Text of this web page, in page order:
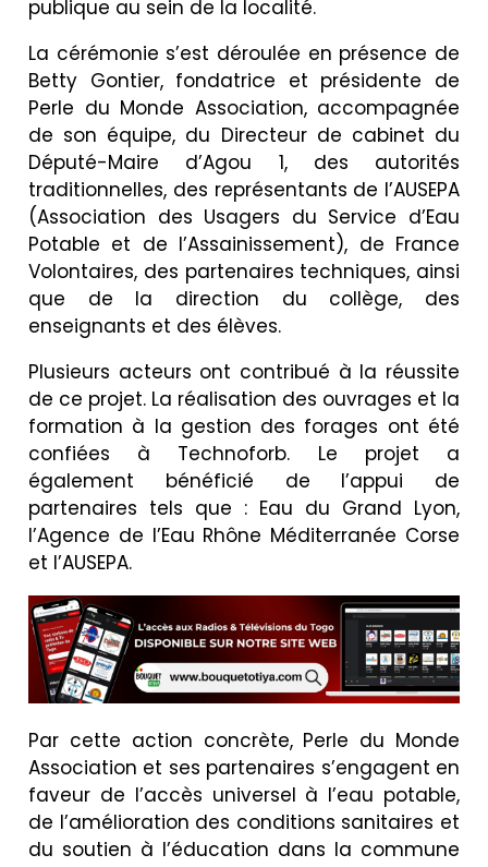
publique au sein de la localité.
La cérémonie s’est déroulée en présence de
Betty Gontier, fondatrice et présidente de
Perle du Monde Association, accompagnée
de son équipe, du Directeur de cabinet du
Député-Maire d’Agou 1, des autorités
traditionnelles, des représentants de l’AUSEPA
(Association des Usagers du Service d’Eau
Potable et de l’Assainissement), de France
Volontaires, des partenaires techniques, ainsi
que de la direction du collège, des
enseignants et des élèves.
Plusieurs acteurs ont contribué à la réussite
de ce projet. La réalisation des ouvrages et la
formation à la gestion des forages ont été
confiées à Technoforb. Le projet a
également bénéficié de l’appui de
partenaires tels que : Eau du Grand Lyon,
l’Agence de l’Eau Rhône Méditerranée Corse
et l’AUSEPA.
Par cette action concrète, Perle du Monde
Association et ses partenaires s’engagent en
faveur de l’accès universel à l’eau potable,
de l’amélioration des conditions sanitaires et
du soutien à l’éducation dans la commune